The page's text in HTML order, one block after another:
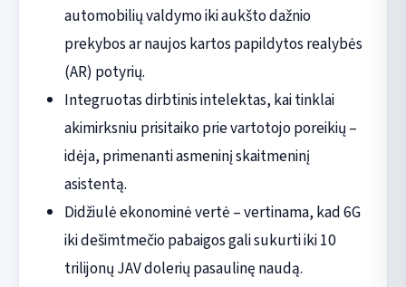
automobilių valdymo iki aukšto dažnio
prekybos ar naujos kartos papildytos realybės
(AR) potyrių.
Integruotas dirbtinis intelektas, kai tinklai
akimirksniu prisitaiko prie vartotojo poreikių –
idėja, primenanti asmeninį skaitmeninį
asistentą.
Didžiulė ekonominė vertė – vertinama, kad 6G
iki dešimtmečio pabaigos gali sukurti iki 10
trilijonų JAV dolerių pasaulinę naudą.